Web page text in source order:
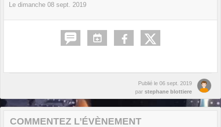
Le dimanche 08 sept. 2019
Publié le 06 sept. 2019
par stephane blottiere
COMMENTEZ L’ÉVÈNEMENT